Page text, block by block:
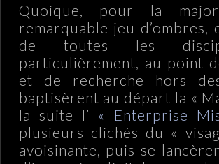
Quoique, pour la
remarquable jeu
de toutes les
particulièrement, au point
et de recherche hors
baptisèrent au départ la «
la suite l’ « Enterprise
plusieurs clichés du «
avoisinante, puis se